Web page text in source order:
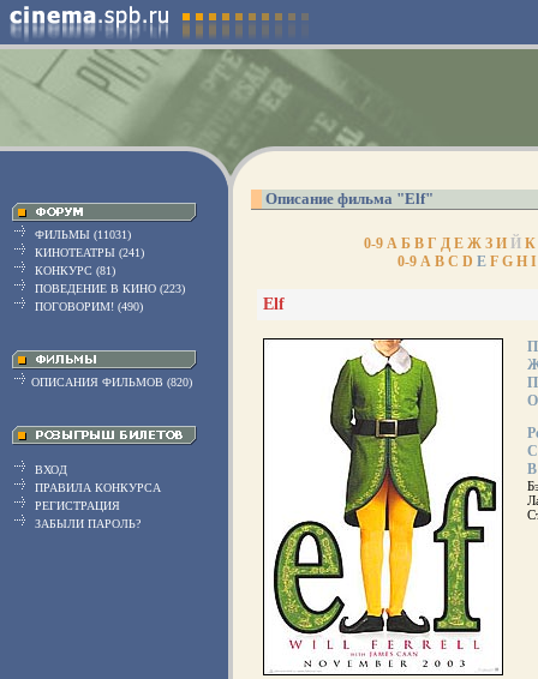
ФИЛЬМЫ (11031)
КИНОТЕАТРЫ (241)
КОНКУРС (81)
ПОВЕДЕНИЕ В КИНО (223)
ПОГОВОРИМ! (490)
ОПИСАНИЯ ФИЛЬМОВ (820)
ВХОД
ПРАВИЛА КОНКУРСА
РЕГИСТРАЦИЯ
ЗАБЫЛИ ПАРОЛЬ?
Описание фильма "Elf"
0-9 А Б В Г Д Е Ж З И Й К
0-9 A B C D E F G H I
Elf